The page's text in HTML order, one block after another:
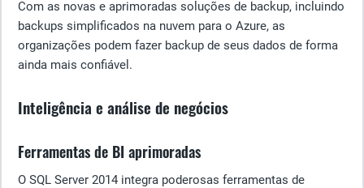
Com as novas e aprimoradas soluções de backup, incluindo
backups simplificados na nuvem para o Azure, as
organizações podem fazer backup de seus dados de forma
ainda mais confiável.
Inteligência e análise de negócios
Ferramentas de BI aprimoradas
O SQL Server 2014 integra poderosas ferramentas de